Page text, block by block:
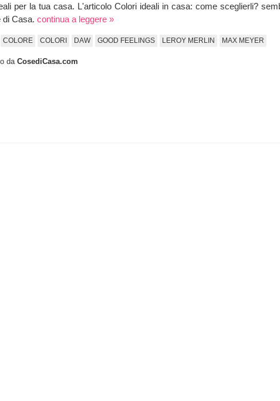
per la tua casa. L'articolo Colori ideali in casa: come sceglierli?
di Casa. continua a leggere »
COLORE COLORI DAW GOOD FEELINGS LEROY MERLIN MAX MEYER
da CosediCasa.com